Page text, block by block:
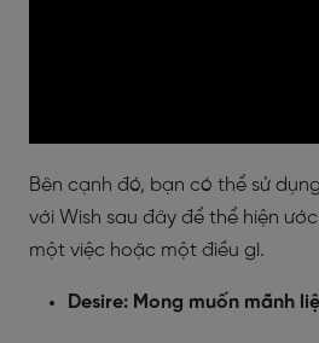
Bên cạnh đó, bạn có thể sử
với Wish sau đây để thể hiện
một việc hoặc một điều gì.
Desire: Mong muốn mãnh